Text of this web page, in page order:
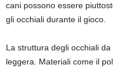
cani possono essere
gli occhiali durante il gioco.
La struttura degli occhiali
leggera. Materiali come il